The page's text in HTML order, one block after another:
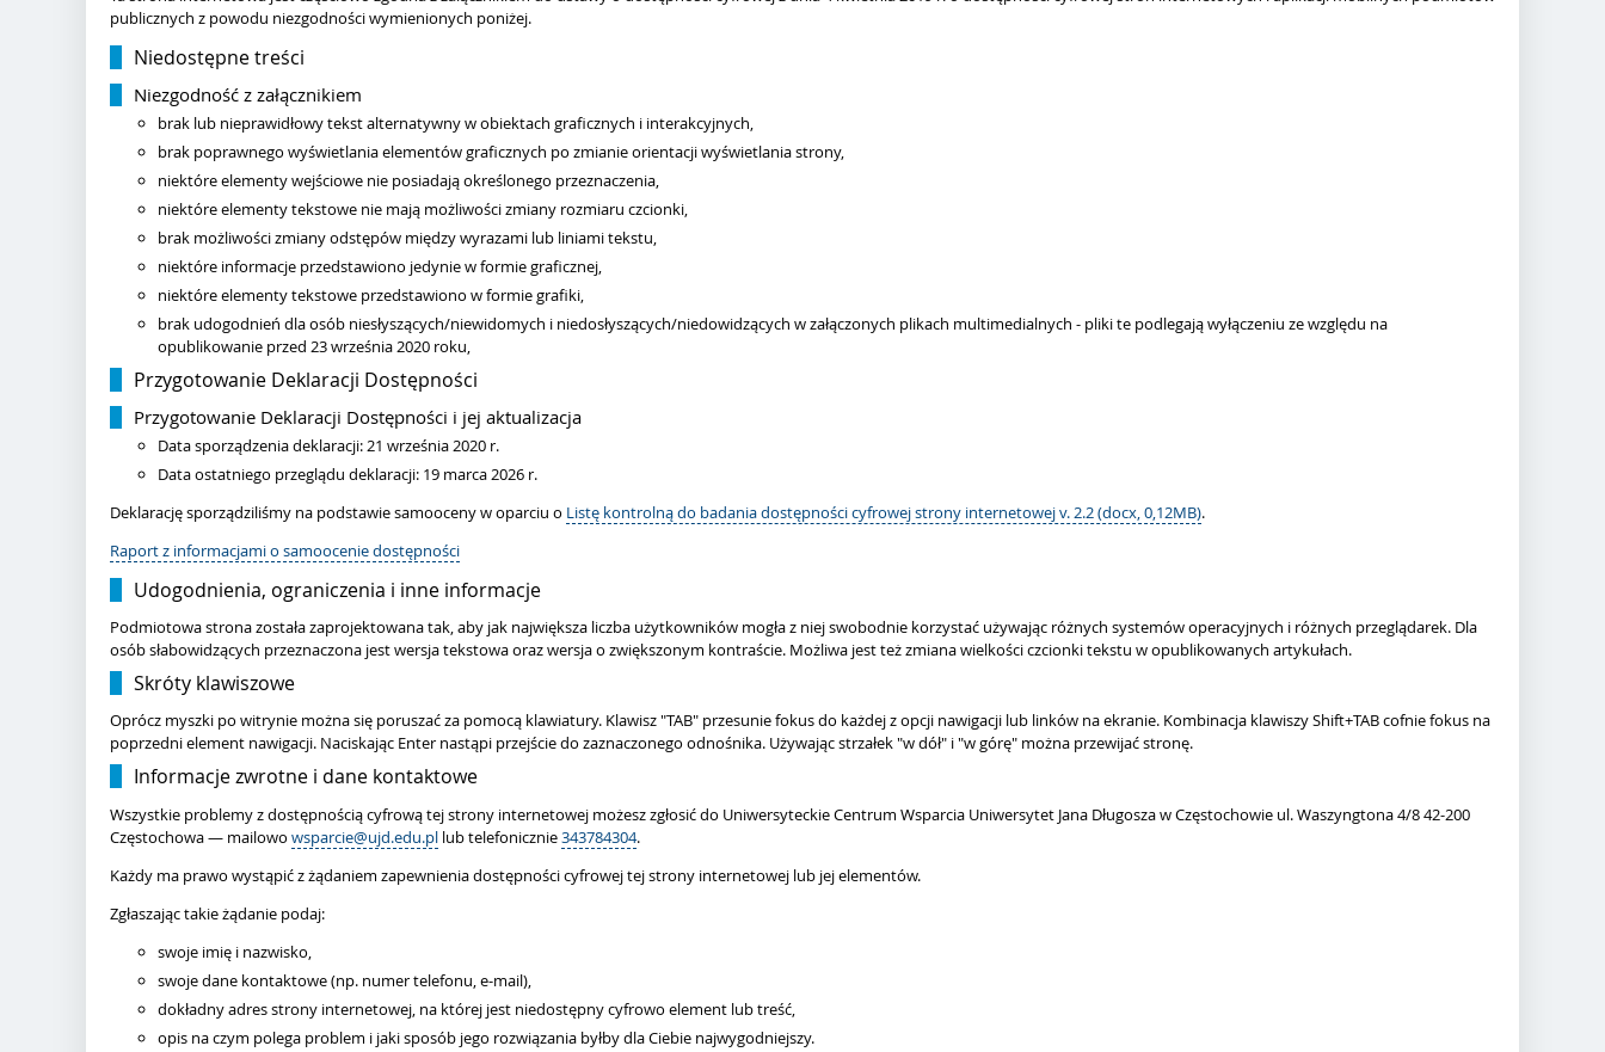
publicznych z powodu niezgodności wymienionych poniżej.
Niedostępne treści
Niezgodność z załącznikiem
brak lub nieprawidłowy tekst alternatywny w obiektach graficznych i interakcyjnych,
brak poprawnego wyświetlania elementów graficznych po zmianie orientacji wyświetlania strony,
niektóre elementy wejściowe nie posiadają określonego przeznaczenia,
niektóre elementy tekstowe nie mają możliwości zmiany rozmiaru czcionki,
brak możliwości zmiany odstępów między wyrazami lub liniami tekstu,
niektóre informacje przedstawiono jedynie w formie graficznej,
niektóre elementy tekstowe przedstawiono w formie grafiki,
brak udogodnień dla osób niesłyszących/niewidomych i niedosłyszących/niedowidzących w załączonych plikach multimedialnych - pliki te podlegają wyłączeniu ze względu na
opublikowanie przed 23 września 2020 roku,
Przygotowanie Deklaracji Dostępności
Przygotowanie Deklaracji Dostępności i jej aktualizacja
Data sporządzenia deklaracji:21 września 2020 r.
Data ostatniego przeglądu deklaracji: 19 marca 2026 r.
Deklarację sporządziliśmy na podstawie samooceny w oparciu o Listę kontrolną do badania dostępności cyfrowej strony internetowej v. 2.2 (docx, 0,12MB).
Raport z informacjami o samoocenie dostępności
Udogodnienia, ograniczenia i inne informacje
Podmiotowa strona została zaprojektowana tak, aby jak największa liczba użytkowników mogła z niej swobodnie korzystać używając różnych systemów operacyjnych i różnych przeglądarek. Dla
osób słabowidzących przeznaczona jest wersja tekstowa oraz wersja o zwiększonym kontraście. Możliwa jest też zmiana wielkości czcionki tekstu w opublikowanych artykułach.
Skróty klawiszowe
Oprócz myszki po witrynie można się poruszać za pomocą klawiatury. Klawisz "TAB" przesunie fokus do każdej z opcji nawigacji lub linków na ekranie. Kombinacja klawiszy Shift+TAB cofnie fokus na
poprzedni element nawigacji. Naciskając Enter nastąpi przejście do zaznaczonego odnośnika. Używając strzałek "w dół" i "w górę" można przewijać stronę.
Informacje zwrotne i dane kontaktowe
Wszystkie problemy z dostępnością cyfrową tej strony internetowej możesz zgłosić do Uniwersyteckie Centrum Wsparcia Uniwersytet Jana Długosza w Częstochowie ul. Waszyngtona 4/8 42-200
Częstochowa— mailowo wsparcie@ujd.edu.pl lub telefonicznie343784304.
Każdy ma prawo wystąpić z żądaniem zapewnienia dostępności cyfrowej tej strony internetowej lub jej elementów.
Zgłaszając takie żądanie podaj:
swoje imię i nazwisko,
swoje dane kontaktowe (np. numer telefonu, e-mail),
dokładny adres strony internetowej, na której jest niedostępny cyfrowo element lub treść,
opis na czym polega problem i jaki sposób jego rozwiązania byłby dla Ciebie najwygodniejszy.